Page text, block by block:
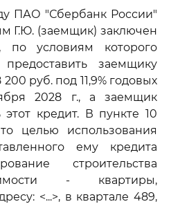
ПАО "Сбербанк России"
Г.Ю. (заемщик) заключен
по условиям которого
заемщику
руб. под 11,9% годовых
2028 г., а заемщик
этот кредит. В пункте 10
целью использования
ему кредита
строительства
- квартиры,
<...>, в квартале 489,